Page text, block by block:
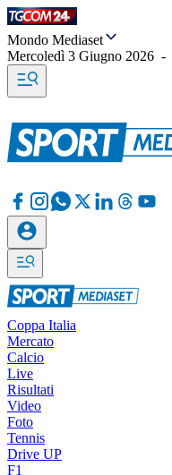
Mondo Mediaset
Mercoledì 3 Giugno 2026 -
Coppa Italia
Mercato
Calcio
Live
Risultati
Video
Foto
Tennis
Drive UP
F1